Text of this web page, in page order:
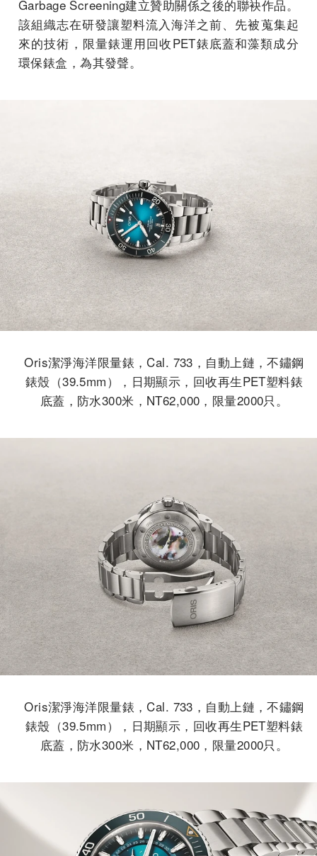
Garbage Screening建立贊助關係之後的聯袂作品。
該組織志在研發讓塑料流入海洋之前、先被蒐集起
來的技術，限量錶運用回收PET錶底蓋和藻類成分
環保錶盒，為其發聲。
Oris潔淨海洋限量錶，Cal. 733，自動上鏈，不鏽鋼
錶殼（39.5mm），日期顯示，回收再生PET塑料錶
底蓋，防水300米，NT62,000，限量2000只。
Oris潔淨海洋限量錶，Cal. 733，自動上鏈，不鏽鋼
錶殼（39.5mm），日期顯示，回收再生PET塑料錶
底蓋，防水300米，NT62,000，限量2000只。